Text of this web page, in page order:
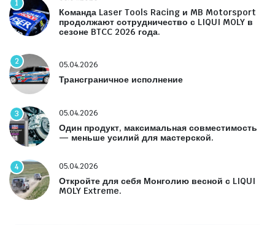
1
Команда Laser Tools Racing и MB Motorsport
продолжают сотрудничество с LIQUI MOLY в
сезоне BTCC 2026 года.
2 05.04.2026
Трансграничное исполнение
3 05.04.2026
Один продукт, максимальная совместимость
— меньше усилий для мастерской.
4 05.04.2026
Откройте для себя Монголию весной с LIQUI
MOLY Extreme.